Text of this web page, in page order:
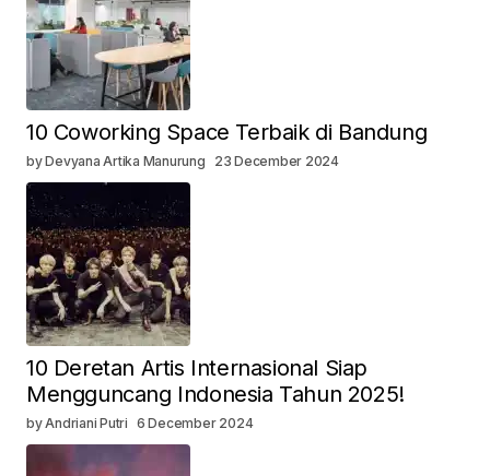
10 Coworking Space Terbaik di Bandung
by Devyana Artika Manurung 23 December 2024
10 Deretan Artis Internasional Siap
Mengguncang Indonesia Tahun 2025!
by Andriani Putri 6 December 2024